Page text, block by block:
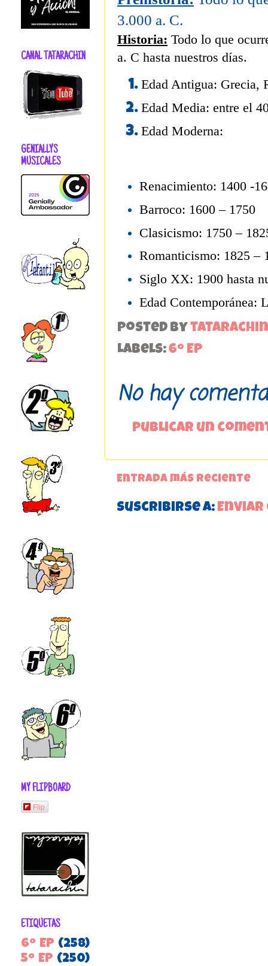
3.000 a. C.
Historia: Todo lo que
a. C hasta nuestros días.
Edad Antigua: Grecia,
Edad Media: entre el
Edad Moderna:
Renacimiento: 1400 -
Barroco: 1600 – 1750
Clasicismo: 1750 –
Romanticismo: 1825 –
Siglo XX: 1900 hasta
Edad Contemporánea:
Posted by tatarachin
Labels:6º EP
No hay
Publicar un
Entrada más reciente
Suscribirse a: Enviar
CANAL TATARACHIN
GENIALLYS
MUSICALES
MY FLIPBOARD
Flip
ETIQUETAS
6º EP (258)
5º EP (250)